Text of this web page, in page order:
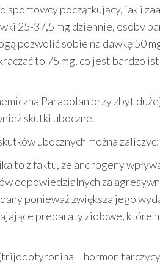
sportowcy początkujący, jak i
25-37,5 mg dziennie, osoby
pozwolić sobie na dawkę 50
to 75 mg, co jest bardzo
Parabolan przy zbyt
skutki uboczne.
ubocznych można zaliczyć:
to z faktu, że androgeny
odpowiedzialnych za
ponieważ zwiększa jego
preparaty ziołowe, które
– hormon